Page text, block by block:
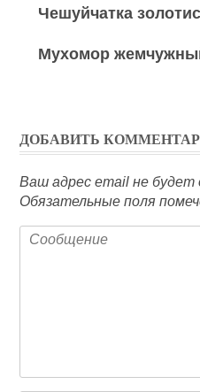
Чешуйчатка
Мухомор
ДОБАВИТЬ
Ваш адрес email не будет
Обязательные поля